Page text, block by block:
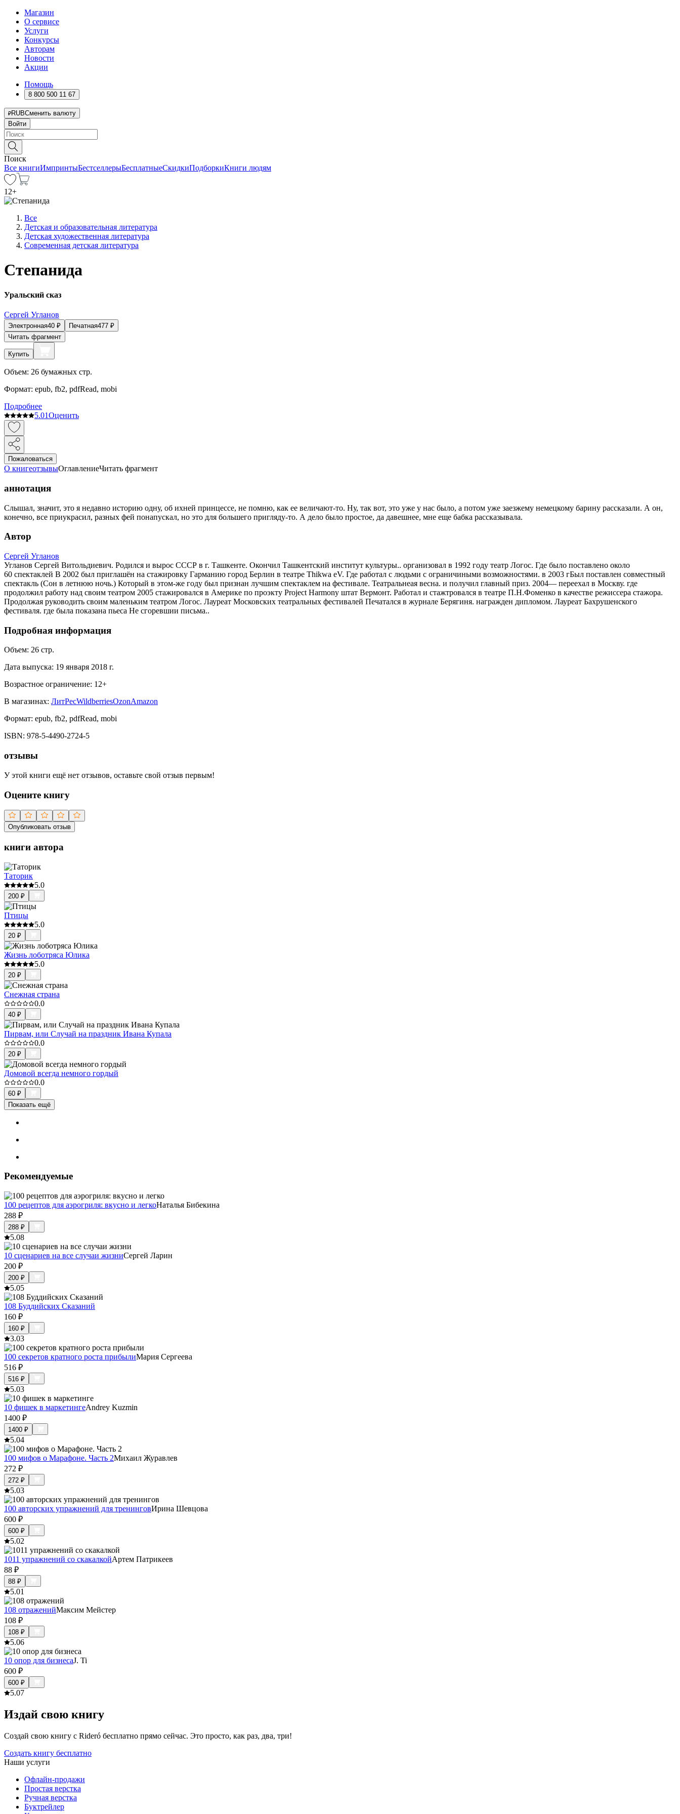
Магазин
О сервисе
Услуги
Конкурсы
Авторам
Новости
Акции
Помощь
8 800 500 11 67
RUBСменить валюту
Войти
Поиск
Все книгиИмпринтыБестселлерыБесплатныеСкидкиПодборкиКниги людям
12+
Все
Детская и образовательная литература
Детская художественная литература
Современная детская литература
Степанида
Уральский сказ
Сергей Угланов
Электронная40 ₽ Печатная477 ₽
Читать фрагмент
Купить
Объем: 26 бумажных стр.
Формат: epub, fb2, pdfRead, mobi
Подробнее
5.01Оценить
Пожаловаться
О книгеотзывыОглавлениеЧитать фрагмент
аннотация
Слышал, значит, это я недавно историю одну, об ихней принцессе, не помню, как ее величают-то. Ну, так вот, это уже у нас было, а потом уже заезжему немецкому барину рассказали. А он,
конечно, все приукрасил, разных фей понапускал, но это для большего пригляду-то. А дело было простое, да давешнее, мне еще бабка рассказывала.
Автор
Сергей Угланов
Угланов Сергей Витольдиевич. Родился и вырос СССР в г. Ташкенте. Окончил Ташкентский институт культуры.. организовал в 1992 году театр Логос. Где было поставлено около
60 спектаклей В 2002 был приглашён на стажировку Гарманию город Берлин в театре Thikwa eV. Где работал с людьми с ограничиными возможностями. в 2003 гБыл поставлен совместный
спектакль (Сон в летнюю ночь.) Который в этом-же году был признан лучшим спектаклем на фестивале. Театральнеая весна. и получил главный приз. 2004— переехал в Москву. где
продолжил работу над своим театром 2005 стажировался в Америке по проэкту Project Harmony штат Вермонт. Работал и стажтровался в театре П.Н.Фоменко в качестве режиссера стажора.
Продолжая руководить своим маленьким театром Логос. Лауреат Московских театральных фестивалей Печатался в журнале Берягиня. награжден дипломом. Лауреат Бахрушенского
фестиваля. где была показана пьеса Не сгоревшии письма..
Подробная информация
Объем: 26 стр.
Дата выпуска: 19 января 2018 г.
Возрастное ограничение: 12+
В магазинах: ЛитРесWildberriesOzonAmazon
Формат: epub, fb2, pdfRead, mobi
ISBN: 978-5-4490-2724-5
отзывы
У этой книги ещё нет отзывов, оставьте свой отзыв первым!
Оцените книгу
Опубликовать отзыв
книги автора
Таторик
5.0
200 ₽
Птицы
5.0
20 ₽
Жизнь лоботряса Юлика
5.0
20 ₽
Снежная страна
0.0
40 ₽
Пирвам, или Случай на праздник Ивана Купала
0.0
20 ₽
Домовой всегда немного гордый
0.0
60 ₽
Показать ещё
Рекомендуемые
100 рецептов для аэрогриля: вкусно и легкоНаталья Бибекина
288 ₽
288 ₽
5.08
10 сценариев на все случаи жизниСергей Ларин
200 ₽
200 ₽
5.05
108 Буддийских Сказаний
160 ₽
160 ₽
3.03
100 секретов кратного роста прибылиМария Сергеева
516 ₽
516 ₽
5.03
10 фишек в маркетингеAndrey Kuzmin
1400 ₽
1400 ₽
5.04
100 мифов о Марафоне. Часть 2Михаил Журавлев
272 ₽
272 ₽
5.03
100 авторских упражнений для тренинговИрина Шевцова
600 ₽
600 ₽
5.02
1011 упражнений со скакалкойАртем Патрикеев
88 ₽
88 ₽
5.01
108 отраженийМаксим Мейстер
108 ₽
108 ₽
5.06
10 опор для бизнесаJ. Ti
600 ₽
600 ₽
5.07
Издай свою книгу
Создай свою книгу с Rideró бесплатно прямо сейчас. Это просто, как раз, два, три!
Создать книгу бесплатно
Наши услуги
Офлайн-продажи
Простая верстка
Ручная верстка
Буктрейлер